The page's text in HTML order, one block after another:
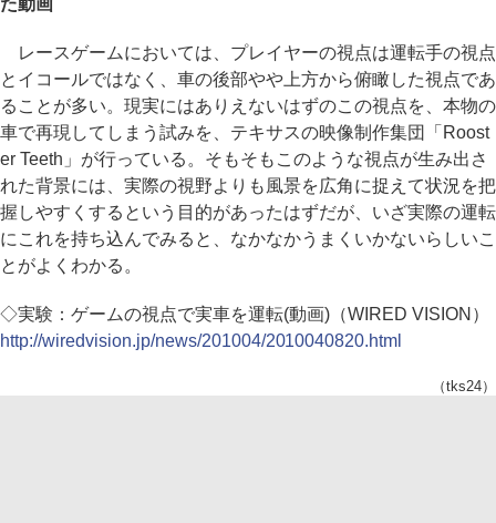
た動画
レースゲームにおいては、プレイヤーの視点は運転手の視点
とイコールではなく、車の後部やや上方から俯瞰した視点であ
ることが多い。現実にはありえないはずのこの視点を、本物の
車で再現してしまう試みを、テキサスの映像制作集団「Roost
er Teeth」が行っている。そもそもこのような視点が生み出さ
れた背景には、実際の視野よりも風景を広角に捉えて状況を把
握しやすくするという目的があったはずだが、いざ実際の運転
にこれを持ち込んでみると、なかなかうまくいかないらしいこ
とがよくわかる。
◇実験：ゲームの視点で実車を運転(動画)（WIRED VISION）
http://wiredvision.jp/news/201004/2010040820.html
（tks24）